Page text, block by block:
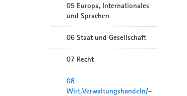
05 Europa, Internationales
und Sprachen
06 Staat und Gesellschaft
07 Recht
08
Wirt.Verwaltungshandeln/-